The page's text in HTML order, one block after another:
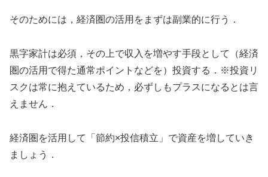
そのためには，経済圏の活用をまずは副業的に行う．
黒字家計は必須，その上で収入を増やす手段として（経済
圏の活用で得た通常ポイントなどを）投資する．※投資リ
スクは常に抱えているため，必ずしもプラスになるとは言
えません．
経済圏を活用して「節約×投信積立」で資産を増していき
ましょう．